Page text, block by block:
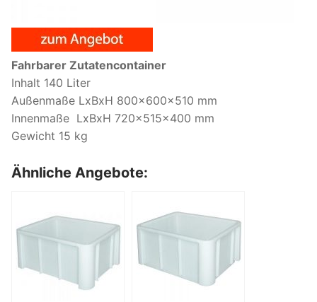
Fahrbarer Zutatencontainer
Inhalt 140 Liter
Außenmaße LxBxH 800x600x510 mm
Innenmaße LxBxH 720x515x400 mm
Gewicht 15 kg
Ähnliche Angebote: